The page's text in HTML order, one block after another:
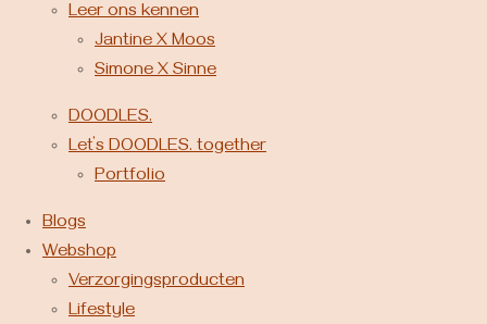
Leer ons kennen
Jantine X Moos
Simone X Sinne
DOODLES.
Let’s DOODLES. together
Portfolio
Blogs
Webshop
Verzorgingsproducten
Lifestyle